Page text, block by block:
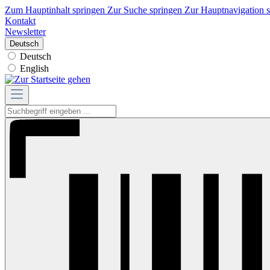
Zum Hauptinhalt springen Zur Suche springen Zur Hauptnavigation
Kontakt
Newsletter
Deutsch
Deutsch
English